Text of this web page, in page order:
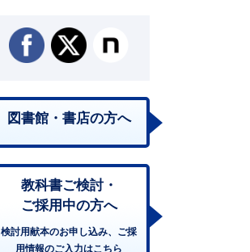
図書館・書店の方へ
教科書ご検討・
ご採用中の方へ
検討用献本のお申し込み、ご採
用情報のご入力はこちら